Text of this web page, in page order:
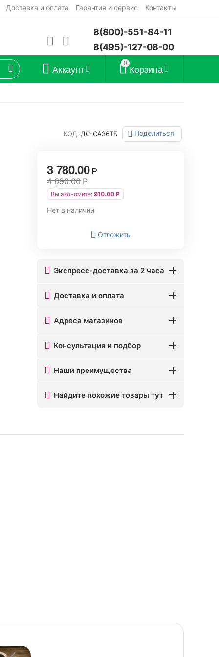
Доставка и оплата Гарантия и сервис Контакты
8(800)-551-84-11
8(495)-127-08-00
0 Корзина
Аккаунт
КОД: ДС-СА36ТБ Поделиться
3 780.00Р
4 690.00 Р
Вы экономите: 910.00 Р
Нет в наличии
Отложить
Экспресс-доставка за 2 часа
Доставка и оплата
Адреса магазинов
Консультация и подбор
Наши преимущества
Найдите похожие товары тут